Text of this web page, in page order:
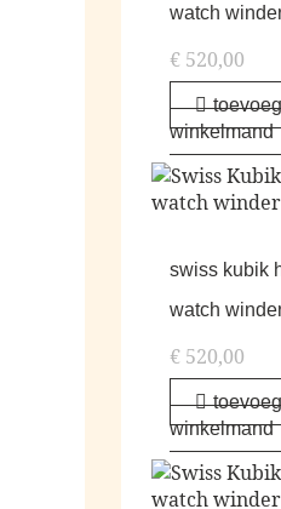
watch
€ 520,00
winkelmand
swiss kubik
watch
€ 520,00
winkelmand